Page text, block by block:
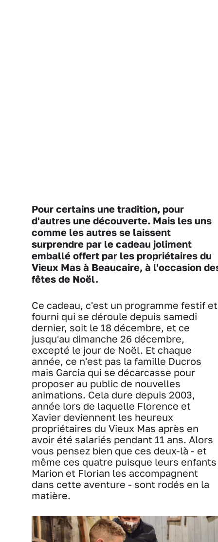
Pour certains une tradition, pour
d'autres une découverte. Mais les uns
comme les autres se laissent
surprendre par le cadeau joliment
emballé offert par les propriétaires du
Vieux Mas à Beaucaire, à l'occasion
fêtes de Noël.
Ce cadeau, c'est un programme festif et
fourni qui se déroule depuis samedi
dernier, soit le 18 décembre, et ce
jusqu'au dimanche 26 décembre,
excepté le jour de Noël. Et chaque
année, ce n'est pas la famille Ducros
mais Garcia qui se décarcasse pour
proposer au public de nouvelles
animations. Cela dure depuis 2003,
année lors de laquelle Florence et
Xavier deviennent les heureux
propriétaires du Vieux Mas après en
avoir été salariés pendant 11 ans. Alors
vous pensez bien que ces deux-là - et
même ces quatre puisque leurs enfants
Marion et Florian les accompagnent
dans cette aventure - sont rodés en la
matière.